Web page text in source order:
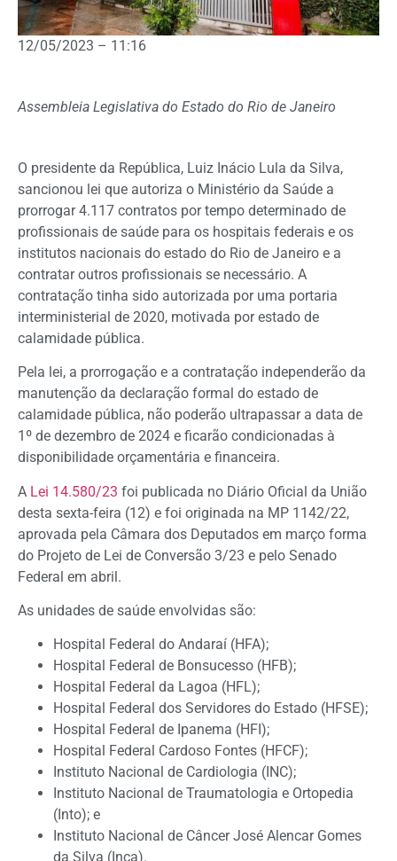
12/05/2023 – 11:16
Assembleia Legislativa do Estado do Rio de Janeiro
O presidente da República, Luiz Inácio Lula da Silva,
sancionou lei que autoriza o Ministério da Saúde a
prorrogar 4.117 contratos por tempo determinado de
profissionais de saúde para os hospitais federais e os
institutos nacionais do estado do Rio de Janeiro e a
contratar outros profissionais se necessário. A
contratação tinha sido autorizada por uma portaria
interministerial de 2020, motivada por estado de
calamidade pública.
Pela lei, a prorrogação e a contratação independerão da
manutenção da declaração formal do estado de
calamidade pública, não poderão ultrapassar a data de
1º de dezembro de 2024 e ficarão condicionadas à
disponibilidade orçamentária e financeira.
A Lei 14.580/23 foi publicada no Diário Oficial da União
desta sexta-feira (12) e foi originada na MP 1142/22,
aprovada pela Câmara dos Deputados em março forma
do Projeto de Lei de Conversão 3/23 e pelo Senado
Federal em abril.
As unidades de saúde envolvidas são:
Hospital Federal do Andaraí (HFA);
Hospital Federal de Bonsucesso (HFB);
Hospital Federal da Lagoa (HFL);
Hospital Federal dos Servidores do Estado (HFSE);
Hospital Federal de Ipanema (HFI);
Hospital Federal Cardoso Fontes (HFCF);
Instituto Nacional de Cardiologia (INC);
Instituto Nacional de Traumatologia e Ortopedia
(Into); e
Instituto Nacional de Câncer José Alencar Gomes
da Silva (Inca).